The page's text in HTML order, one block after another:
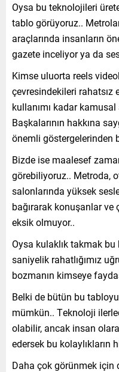
Oysa bu teknolojileri
tablo görüyoruz..
araçlarında insanların
gazete inceliyor ya da
Kimse uluorta reels
çevresindekileri rahatsız
kullanımı kadar
Başkalarının hakkına
önemli göstergelerinden
Bizde ise maalesef
görebiliyoruz.. Metroda,
salonlarında yüksek
bağırarak konuşanlar
eksik olmuyor..
Oysa kulaklık takmak
saniyelik rahatlığımız
bozmanın kimseye
Belki de bütün bu
mümkün.. Teknoloji
olabilir, ancak insan
edersek bu kolaylıkların
Daha çok görünmek için